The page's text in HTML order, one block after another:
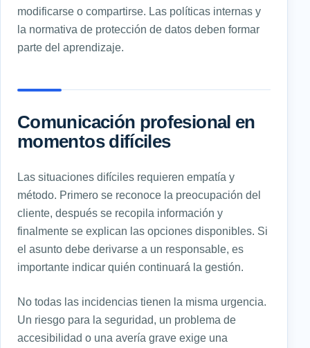
modificarse o compartirse. Las políticas internas y
la normativa de protección de datos deben formar
parte del aprendizaje.
Comunicación profesional en
momentos difíciles
Las situaciones difíciles requieren empatía y
método. Primero se reconoce la preocupación del
cliente, después se recopila información y
finalmente se explican las opciones disponibles. Si
el asunto debe derivarse a un responsable, es
importante indicar quién continuará la gestión.
No todas las incidencias tienen la misma urgencia.
Un riesgo para la seguridad, un problema de
accesibilidad o una avería grave exige una